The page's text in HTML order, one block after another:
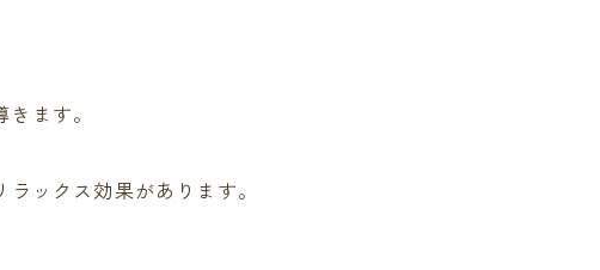
ます。
ックス効果があります。